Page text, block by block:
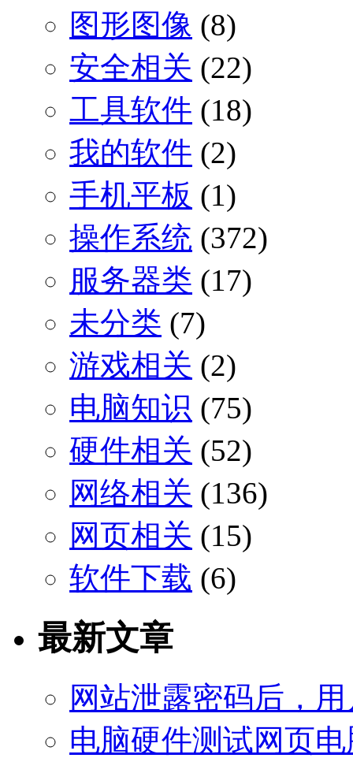
图形图像 (8)
安全相关 (22)
工具软件 (18)
我的软件 (2)
手机平板 (1)
操作系统 (372)
服务器类 (17)
未分类 (7)
游戏相关 (2)
电脑知识 (75)
硬件相关 (52)
网络相关 (136)
网页相关 (15)
软件下载 (6)
最新文章
网站泄露密码后，
电脑硬件测试网页